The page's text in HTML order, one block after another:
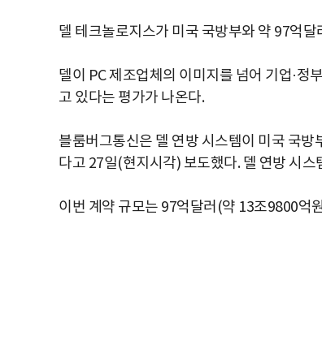
델 테크놀로지스가 미국 국방부와 약 97억
델이 PC 제조업체의 이미지를 넘어 기업·
고 있다는 평가가 나온다.
블룸버그통신은 델 연방 시스템이 미국 국
다고 27일(현지시각) 보도했다. 델 연방 시
이번 계약 규모는 97억달러(약 13조9800억